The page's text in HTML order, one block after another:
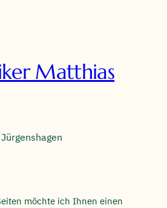
Matthias
möchte ich Ihnen einen